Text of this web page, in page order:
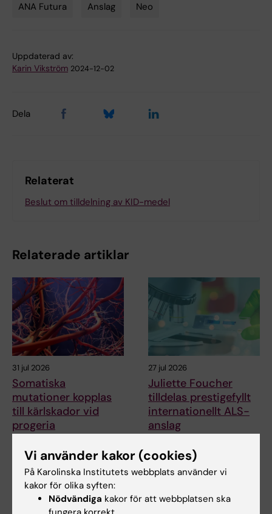
ANA Futura Anslag Neo
Uppdaterad av:
Karin Vikström 2024-12-02
Dela
Relaterat
Beslut om tilldelning av KID-medel
Relaterade artiklar
31 jul 2026
Somatiska
mutationer kopplas
till kärlskador vid
progeria
progeria bryts blodkärlen ner i
27 jul 2026
Juliette Foucher
tilldelas prestigefyllt
internationellt ALS-
anslag
vid institutionen för klinisk
neurovetenskap…
Vi använder kakor (cookies)
På Karolinska Institutets webbplats använder vi
kakor för olika syften:
Nödvändiga kakor för att webbplatsen ska